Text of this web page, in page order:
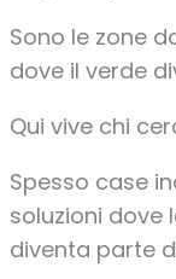
Sono le zone
dove il verde
Qui vive chi
Spesso case
soluzioni dove
diventa parte